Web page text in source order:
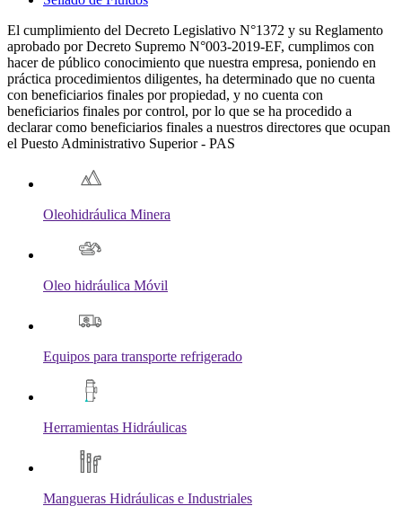
El cumplimiento del Decreto Legislativo N°1372 y su Reglamento
aprobado por Decreto Supremo N°003-2019-EF, cumplimos con
hacer de público conocimiento que nuestra empresa, poniendo en
práctica procedimientos diligentes, ha determinado que no cuenta
con beneficiarios finales por propiedad, y no cuenta con
beneficiarios finales por control, por lo que se ha procedido a
declarar como beneficiarios finales a nuestros directores que ocupan
el Puesto Administrativo Superior - PAS
Oleohidráulica Minera
Oleo hidráulica Móvil
Equipos para transporte refrigerado
Herramientas Hidráulicas
Mangueras Hidráulicas e Industriales